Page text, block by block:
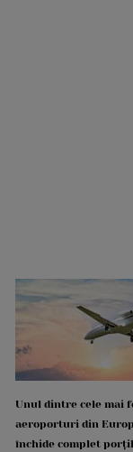
Unul dintre cele mai
aeroporturi din
închide complet